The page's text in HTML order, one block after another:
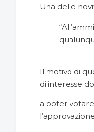
Una delle
Il motivo di
di interesse
a poter